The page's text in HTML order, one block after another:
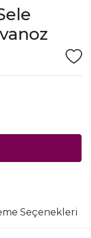
Seçenekleri